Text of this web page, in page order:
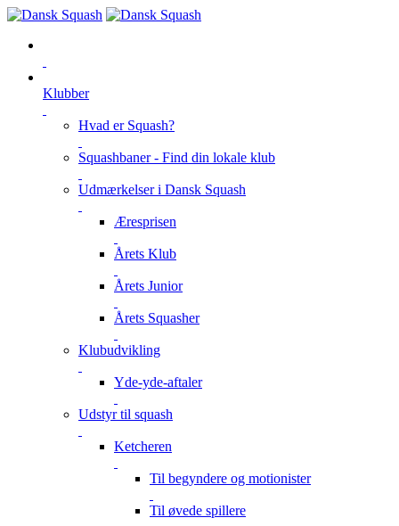
Klubber
Hvad er Squash?
Squashbaner - Find din lokale klub
Udmærkelser i Dansk Squash
Æresprisen
Årets Klub
Årets Junior
Årets Squasher
Klubudvikling
Yde-yde-aftaler
Udstyr til squash
Ketcheren
Til begyndere og motionister
Til øvede spillere